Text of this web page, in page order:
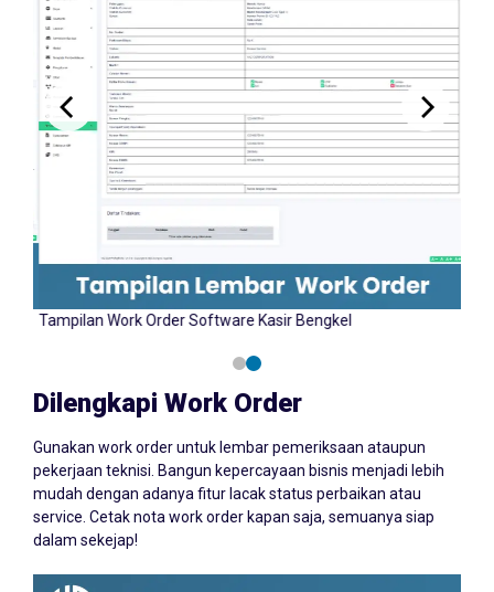
Tampilan Input Work Order Software Kasir Bengkel
Dilengkapi Work Order
Gunakan work order untuk lembar pemeriksaan ataupun
pekerjaan teknisi. Bangun kepercayaan bisnis menjadi lebih
mudah dengan adanya fitur lacak status perbaikan atau
service. Cetak nota work order kapan saja, semuanya siap